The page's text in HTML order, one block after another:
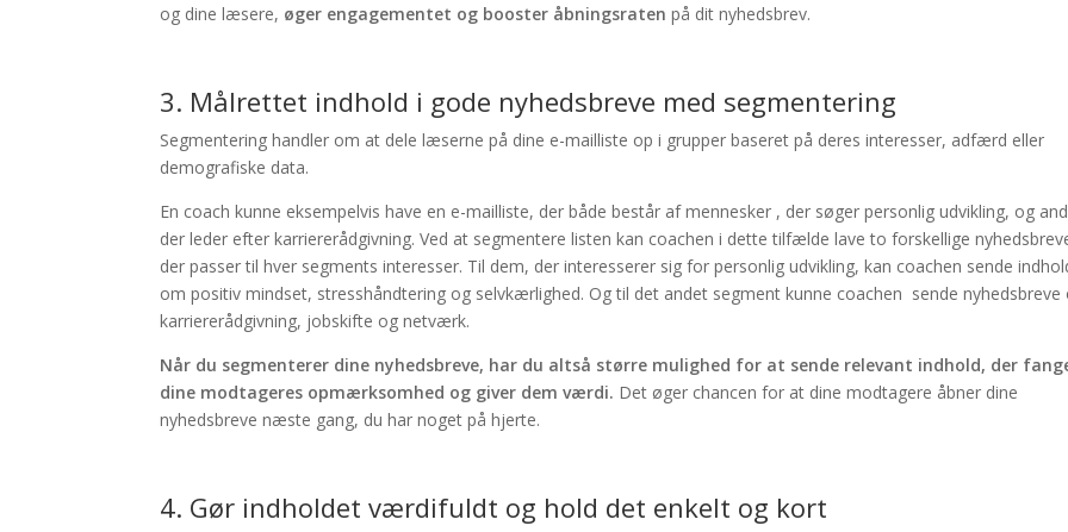
og dine læsere, øger engagementet og booster åbningsraten på dit nyhedsbrev.
3. Målrettet indhold i gode nyhedsbreve med segmentering
Segmentering handler om at dele læserne på dine e-mailliste op i grupper baseret på deres interesser, adfærd eller
demografiske data.
En coach kunne eksempelvis have en e-mailliste, der både består af mennesker , der søger personlig udvikling, og
der leder efter karriererådgivning. Ved at segmentere listen kan coachen i dette tilfælde lave to forskellige
der passer til hver segments interesser. Til dem, der interesserer sig for personlig udvikling, kan coachen sende
om positiv mindset, stresshåndtering og selvkærlighed. Og til det andet segment kunne coachen sende nyhedsbreve
karriererådgivning, jobskifte og netværk.
Når du segmenterer dine nyhedsbreve, har du altså større mulighed for at sende relevant indhold, der
dine modtageres opmærksomhed og giver dem værdi. Det øger chancen for at dine modtagere åbner dine
nyhedsbreve næste gang, du har noget på hjerte.
4. Gør indholdet værdifuldt og hold det enkelt og kort